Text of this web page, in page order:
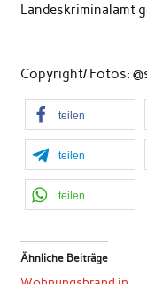
Landeskriminalamt
Copyright/ Fotos:
teilen
teilen
teilen
Ähnliche Beiträge